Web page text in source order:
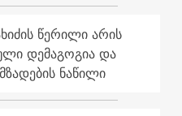
წერილი არის
დემაგოგია და
ნაწილი